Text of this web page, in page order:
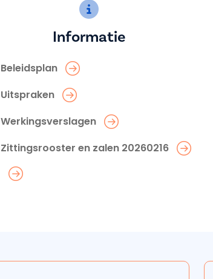
Informatie
Beleidsplan
Uitspraken
Werkingsverslagen
Zittingsrooster en zalen 20260216